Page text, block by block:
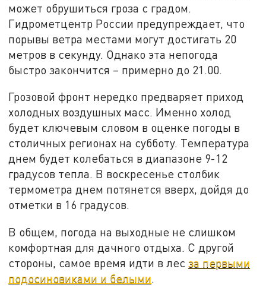
может обрушиться гроза с градом.
Гидрометцентр России предупреждает, что
порывы ветра местами могут достигать 20
метров в секунду. Однако эта непогода
быстро закончится – примерно до 21.00.
Грозовой фронт нередко предваряет приход
холодных воздушных масс. Именно холод
будет ключевым словом в оценке погоды в
столичных регионах на субботу. Температура
днем будет колебаться в диапазоне 9-12
градусов тепла. В воскресенье столбик
термометра днем потянется вверх, дойдя до
отметки в 16 градусов.
В общем, погода на выходные не слишком
комфортная для дачного отдыха. С другой
стороны, самое время идти в лесза первыми
подосиновиками и белыми.